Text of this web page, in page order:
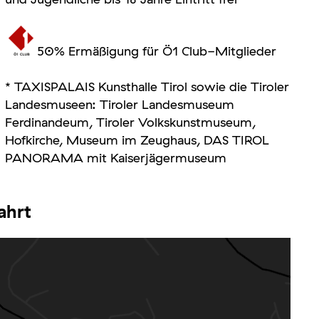
50%Ermäßigung für Ö1 Club-Mitglieder
* TAXISPALAIS Kunsthalle Tirol sowie die Tiroler
Landesmuseen: Tiroler Landesmuseum
Ferdinandeum, Tiroler Volkskunstmuseum,
Hofkirche, Museum im Zeughaus, DAS TIROL
PANORAMA mit Kaiserjägermuseum